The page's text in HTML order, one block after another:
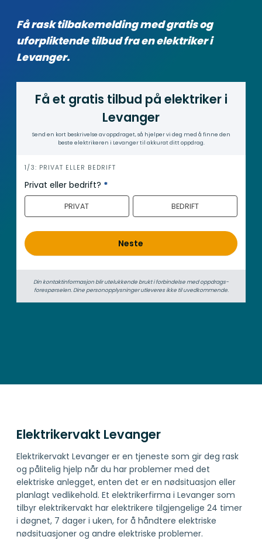
Få rask tilbakemelding med gratis og
uforpliktende tilbud fra en elektriker i
Levanger.
Få et gratis tilbud på elektriker i
Levanger
Send en kort beskrivelse av oppdraget, så hjelper vi deg med å finne den
beste elektrikeren i Levanger til akkurat ditt oppdrag.
i
n
n
o
d
1/3: PRIVAT ELLER BEDRIFT
Privat eller bedrift? *
PRIVAT BEDRIFT
Neste
Din kontaktinformasjon blir utelukkende brukt i forbindelse med oppdrags­
forespørselen. Dine person­­opplysninger utleveres ikke til uvedkommende.
Elektrikervakt Levanger
Elektrikervakt Levanger er en tjeneste som gir deg rask
og pålitelig hjelp når du har problemer med det
elektriske anlegget, enten det er en nødsituasjon eller
planlagt vedlikehold. Et elektrikerfirma i Levanger som
tilbyr elektrikervakt har elektrikere tilgjengelige 24 timer
i døgnet, 7 dager i uken, for å håndtere elektriske
nødsituasjoner og andre elektriske problemer.